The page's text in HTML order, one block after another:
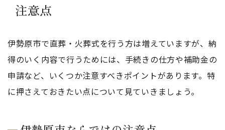
注意点
伊勢原市で直葬・火葬式を行う方は増えていますが、納
得のいく内容で行うためには、手続きの仕方や補助金の
申請など、いくつか注意すべきポイントがあります。特
に押さえておきたい点について見ていきましょう。